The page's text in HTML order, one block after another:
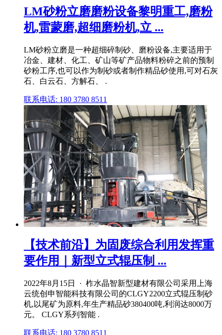
LM砂粉立磨磨粉设备黎明重工,磨粉
机,雷蒙磨,超细磨粉机,立 ...
LM砂粉立磨是一种超细碎制砂、磨粉设备,主要适用于
冶金、建材、化工、矿山等矿产品物料粉碎之前的预制
砂粉工序,也可以作为制砂或者制作精品砂使用,可对石灰
石、白云石、方解石、 .
联系电话: 180 3780 8511
【技术前沿】为固废综合利用发挥重
要作用｜新型立式辊压制 ...
2022年8月15日 · 柞水晶智新型建材有限公司采用上海
云统创申智能科技有限公司的CLGY2200立式辊压制砂
机,以尾矿为原料,年生产精品砂380400吨,利润达8000万
元。 CLGY系列智能 .
联系电话: 180 3780 8511